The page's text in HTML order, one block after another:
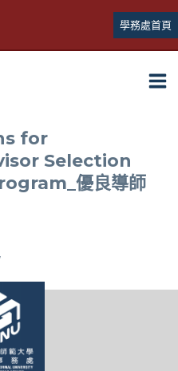
學務處首頁
for
Selection
優良導師